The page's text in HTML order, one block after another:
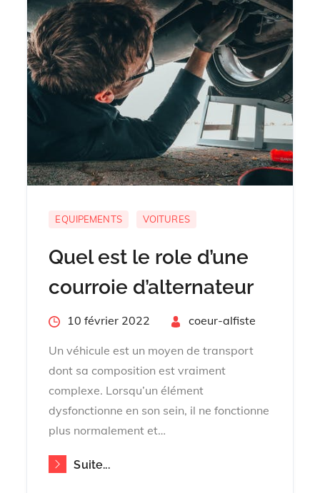
EQUIPEMENTS VOITURES
Quel est le role d’une
courroie d’alternateur
Posted10 février 2022 coeur-alfiste
Un véhicule est un moyen de transport
dont sa composition est vraiment
complexe. Lorsqu’un élément
dysfonctionne en son sein, il ne fonctionne
plus normalement et…
Suite...